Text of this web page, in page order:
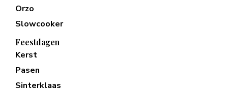
Orzo
Slowcooker
Feestdagen
Kerst
Pasen
Sinterklaas